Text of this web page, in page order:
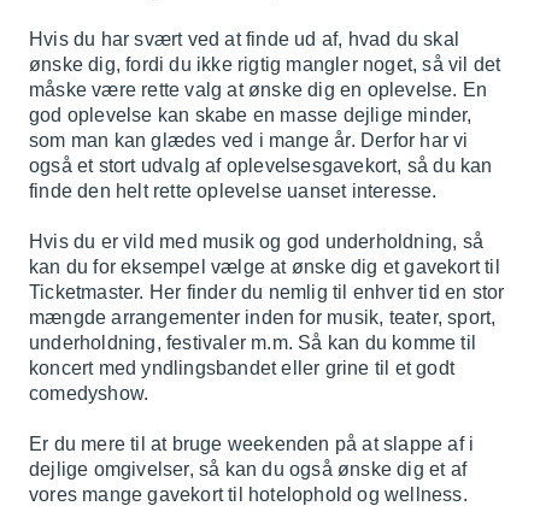
Hvis du har svært ved at finde ud af, hvad du skal
ønske dig, fordi du ikke rigtig mangler noget, så vil det
måske være rette valg at ønske dig en oplevelse. En
god oplevelse kan skabe en masse dejlige minder,
som man kan glædes ved i mange år. Derfor har vi
også et stort udvalg af oplevelsesgavekort, så du kan
finde den helt rette oplevelse uanset interesse.
Hvis du er vild med musik og god underholdning, så
kan du for eksempel vælge at ønske dig et gavekort til
Ticketmaster. Her finder du nemlig til enhver tid en stor
mængde arrangementer inden for musik, teater, sport,
underholdning, festivaler m.m. Så kan du komme til
koncert med yndlingsbandet eller grine til et godt
comedyshow.
Er du mere til at bruge weekenden på at slappe af i
dejlige omgivelser, så kan du også ønske dig et af
vores mange gavekort til hotelophold og wellness.